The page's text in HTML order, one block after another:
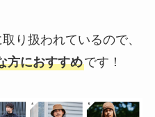
り扱われているので、
方におすすめです！